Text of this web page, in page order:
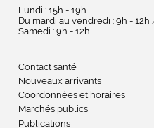
Lundi : 15h - 19h
Du mardi au vendredi : 9h - 12h
Samedi : 9h - 12h
Contact santé
Nouveaux arrivants
Coordonnées et horaires
Marchés publics
Publications